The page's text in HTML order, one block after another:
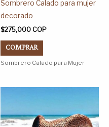
Sombrero Calado para mujer
decorado
$275,000 COP
COMPRAR
Sombrero Calado para Mujer
tiene